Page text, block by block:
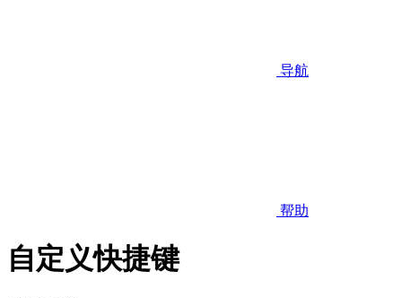
导航
帮助
自定义快捷键